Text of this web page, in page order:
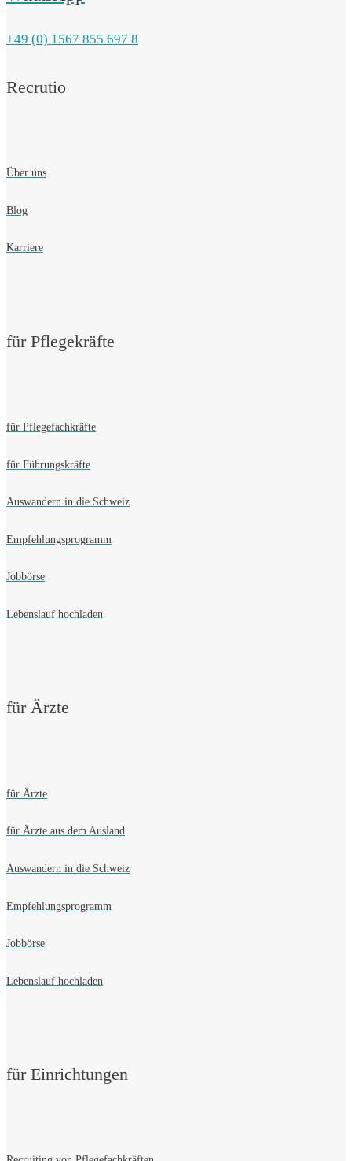
+49 (0) 1567 855 697 8
Recrutio
Über uns
Blog
Karriere
für Pflegekräfte
für Pflegefachkräfte
für Führungskräfte
Auswandern in die Schweiz
Empfehlungsprogramm
Jobbörse
Lebenslauf hochladen
für Ärzte
für Ärzte
für Ärzte aus dem Ausland
Auswandern in die Schweiz
Empfehlungsprogramm
Jobbörse
Lebenslauf hochladen
für Einrichtungen